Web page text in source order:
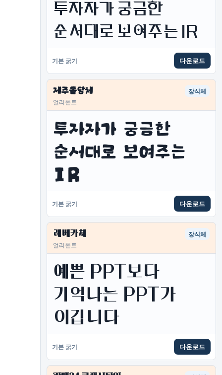
투자자가 궁금한
순서대로 보여주는 IR
기본 굵기 다운로드
제주돌담체
얼리폰트
장식체
투자자가 궁금한
순서대로 보여주는
IR
기본 굵기 다운로드
레베카체
얼리폰트
장식체
예쁜 PPT보다
기억나는 PPT가
이깁니다
기본 굵기 다운로드